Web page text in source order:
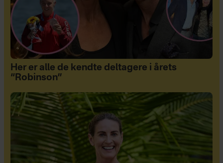
Her er alle de kendte deltagere i årets
“Robinson”